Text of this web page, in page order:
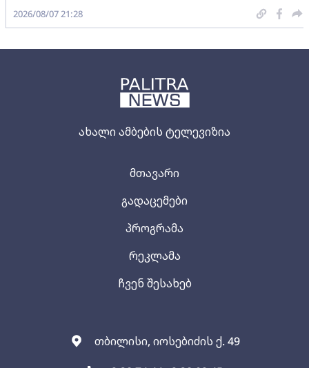
ახალი ამბების ტელევიზია
თბილისი, იოსებიძის ქ. 49
მთავარი
გადაცემები
პროგრამა
რეკლამა
ჩვენ შესახებ
2026/08/07 21:28